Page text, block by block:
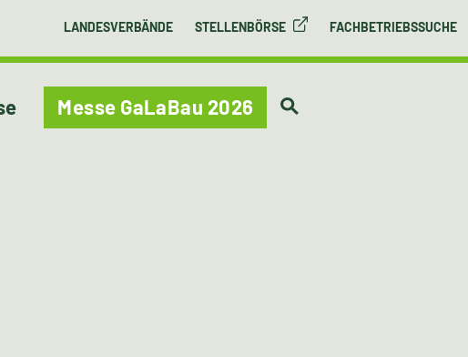
LANDESVERBÄNDE STELLENBÖRSE FACHBETRIEBSSUCHE
Messe GaLaBau 2026